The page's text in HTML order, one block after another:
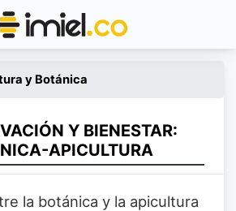
y Botánica
Y BIENESTAR:
APICULTURA
la botánica y la apicultura